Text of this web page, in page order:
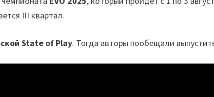
III квартал.
State of Play. Тогда авторы пообещали